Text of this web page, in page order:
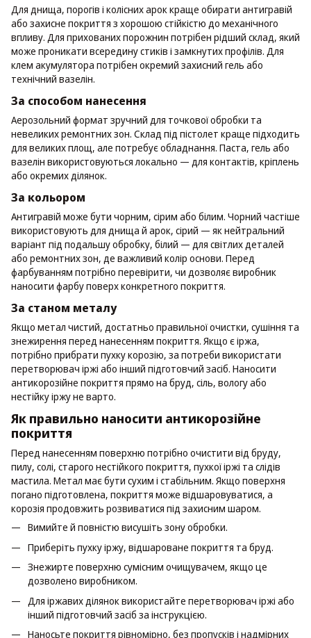
Для днища, порогів і колісних арок краще обирати антигравій
або захисне покриття з хорошою стійкістю до механічного
впливу. Для прихованих порожнин потрібен рідший склад, який
може проникати всередину стиків і замкнутих профілів. Для
клем акумулятора потрібен окремий захисний гель або
технічний вазелін.
За способом нанесення
Аерозольний формат зручний для точкової обробки та
невеликих ремонтних зон. Склад під пістолет краще підходить
для великих площ, але потребує обладнання. Паста, гель або
вазелін використовуються локально — для контактів, кріплень
або окремих ділянок.
За кольором
Антигравій може бути чорним, сірим або білим. Чорний частіше
використовують для днища й арок, сірий — як нейтральний
варіант під подальшу обробку, білий — для світлих деталей
або ремонтних зон, де важливий колір основи. Перед
фарбуванням потрібно перевірити, чи дозволяє виробник
наносити фарбу поверх конкретного покриття.
За станом металу
Якщо метал чистий, достатньо правильної очистки, сушіння та
знежирення перед нанесенням покриття. Якщо є іржа,
потрібно прибрати пухку корозію, за потреби використати
перетворювач іржі або інший підготовчий засіб. Наносити
антикорозійне покриття прямо на бруд, сіль, вологу або
нестійку іржу не варто.
Як правильно наносити антикорозійне
покриття
Перед нанесенням поверхню потрібно очистити від бруду,
пилу, солі, старого нестійкого покриття, пухкої іржі та слідів
мастила. Метал має бути сухим і стабільним. Якщо поверхня
погано підготовлена, покриття може відшаровуватися, а
корозія продовжить розвиватися під захисним шаром.
Вимийте й повністю висушіть зону обробки.
Приберіть пухку іржу, відшароване покриття та бруд.
Знежирте поверхню сумісним очищувачем, якщо це
дозволено виробником.
Для іржавих ділянок використайте перетворювач іржі або
інший підготовчий засіб за інструкцією.
Наносьте покриття рівномірно, без пропусків і надмірних